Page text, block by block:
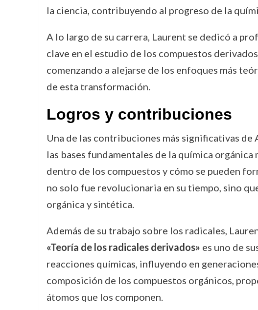
la ciencia, contribuyendo al progreso de la
A lo largo de su carrera, Laurent se dedicó a
clave en el estudio de los compuestos
comenzando a alejarse de los enfoques más
de esta transformación.
Logros y contribuciones
Una de las contribuciones más significativas
las bases fundamentales de la química
dentro de los compuestos y cómo se pueden
no solo fue revolucionaria en su tiempo, sino
orgánica y sintética.
Además de su trabajo sobre los radicales,
«Teoría de los radicales derivados» es uno de
reacciones químicas, influyendo en
composición de los compuestos orgánicos,
átomos que los componen.